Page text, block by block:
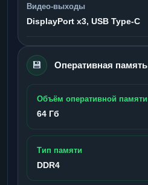
Видео-выходы
DisplayPort x3, USB Type-C
💾 Оперативная память
Объём оперативной памяти
64 Гб
Тип памяти
DDR4